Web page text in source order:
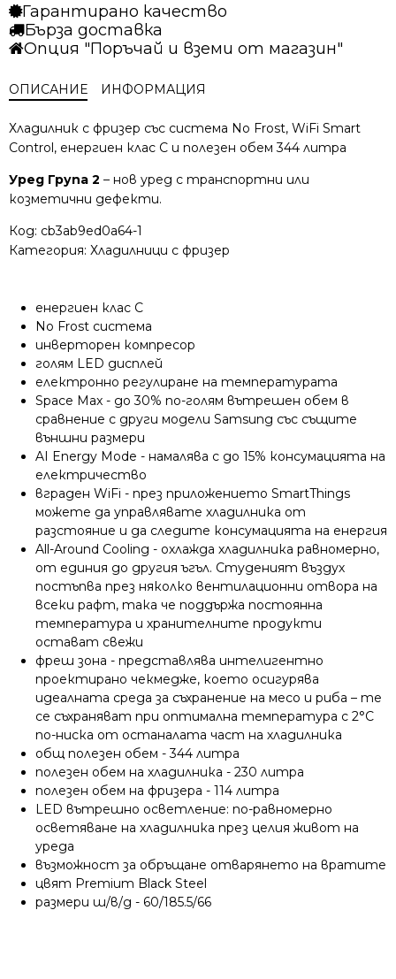
Гарантирано качество
Бърза доставка
Опция "Поръчай и вземи от магазин"
ОПИСАНИЕ ИНФОРМАЦИЯ
Хладилник с фризер със система No Frost, WiFi Smart
Control, енергиен клас C и полезен обем 344 литра
Уред Група 2 – нов уред с транспортни или
козметични дефекти.
Код: cb3ab9ed0a64-1
Категория: Хладилници с фризер
енергиен клас C
No Frost система
инверторен компресор
голям LED дисплей
електронно регулиране на температурата
Space Max - до 30% по-голям вътрешен обем в
сравнение с други модели Samsung със същите
външни размери
AI Energy Mode - намалява с до 15% консумацията на
електричество
вграден WiFi - през приложението SmartThings
можете да управлявате хладилника от
разстояние и да следите консумацията на енергия
All-Around Cooling - охлажда хладилника равномерно,
от единия до другия ъгъл. Студеният въздух
постъпва през няколко вентилационни отвора на
всеки рафт, така че поддържа постоянна
температура и хранителните продукти
остават свежи
фреш зона - представлява интелигентно
проектирано чекмедже, което осигурява
идеалната среда за съхранение на месо и риба – те
се съхраняват при оптимална температура с 2°C
по-ниска от останалата част на хладилника
общ полезен обем - 344 литра
полезен обем на хладилника - 230 литра
полезен обем на фризера - 114 литра
LED вътрешно осветление: по-равномерно
осветяване на хладилника през целия живот на
уреда
възможност за обръщане отварянето на вратите
цвят Premium Black Steel
размери ш/в/д - 60/185.5/66